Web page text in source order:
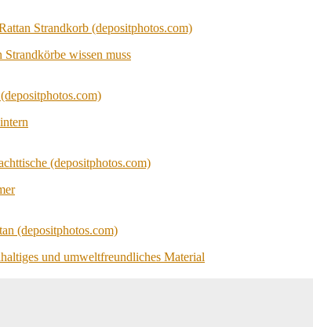
wissen muss
und umweltfreundliches Material